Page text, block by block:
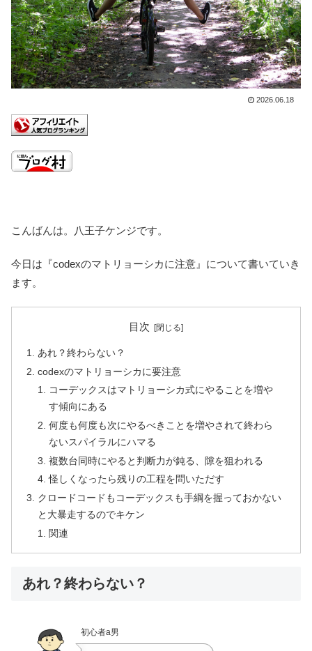
2026.06.18
こんばんは。八王子ケンジです。
今日は『codexのマトリョーシカに注意』について書いていき
ます。
目次
あれ？終わらない？
codexのマトリョーシカに要注意
コーデックスはマトリョーシカ式にやることを増や
す傾向にある
何度も何度も次にやるべきことを増やされて終わら
ないスパイラルにハマる
複数台同時にやると判断力が鈍る、隙を狙われる
怪しくなったら残りの工程を問いただす
クロードコードもコーデックスも手綱を握っておかない
と大暴走するのでキケン
関連
あれ？終わらない？
初心者a男